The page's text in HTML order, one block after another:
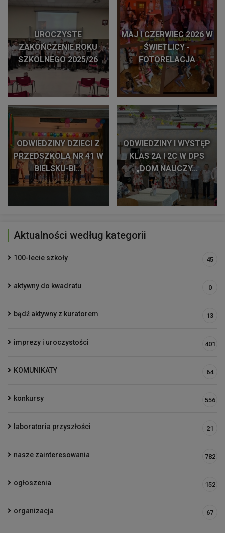
UROCZYSTE
ZAKOŃCZENIE ROKU
SZKOLNEGO 2025/26
MAJ I CZERWIEC 2026 W
ŚWIETLICY -
FOTORELACJA
ODWIEDZINY DZIECI Z
PRZEDSZKOLA NR 41 W
BIELSKU-BI...
ODWIEDZINY I WYSTĘP
KLAS 2A I 2C W DPS
„DOM NAUCZY...
Aktualności według kategorii
100-lecie szkoły 45
aktywny do kwadratu 0
bądź aktywny z kuratorem 13
imprezy i uroczystości 401
KOMUNIKATY 64
konkursy 556
laboratoria przyszłości 21
nasze zainteresowania 782
ogłoszenia 152
organizacja 67